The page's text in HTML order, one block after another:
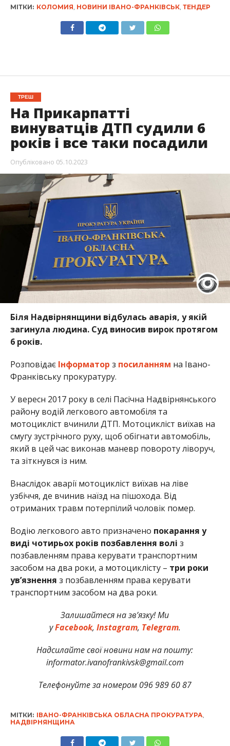
МІТКИ: КОЛОМИЯ НОВИНИ ІВАНО-ФРАНКІВСЬК, ТЕНДЕР
ТРЕШ
На Прикарпатті
винуватців ДТП судили 6
років і все таки посадили
Опубліковано 05.10.2023
Біля Надвірнянщини відбулась аварія, у якій
загинула людина. Суд виносив вирок протягом
6 років.
Розповідає Інформатор з посиланням на Івано-
Франківську прокуратуру.
У вересн 2017 року в селі Пасічна Надвірнянського
району водій легкового автомобіля та
мотоцикліст вчинили ДТП. Мотоцикліст виїхав на
смугу зустрічного руху, щоб обігнати автомобіль,
який в цей час виконав маневр повороту ліворуч,
та зіткнувся із ним.
Внаслідок аварії мотоцикліст виїхав на ліве
узбіччя, де вчинив наїзд на пішохода. Від
отриманих травм потерпілий чоловік помер.
Водію легкового авто призначено покарання у
виді чотирьох років позбавлення волі з
позбавленням права керувати транспортним
засобом на два роки, а мотоциклісту – три роки
ув’язнення з позбавленням права керувати
транспортним засобом на два роки.
Залишайтеся на зв’язку! Ми
уFacebook, Instagram, Telegram.
Надсилайте свої новини нам на пошту:
informator.ivanofrankivsk@gmail.com
Телефонуйте за номером 096 989 60 87
МІТКИ: ІВАНО-ФРАНКІВСЬКА ОБЛАСНА ПРОКУРАТУРА
НАДВІРНЯНЩИНА